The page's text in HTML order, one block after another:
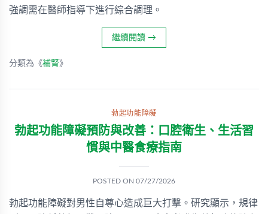
強調需在醫師指導下進行綜合調理。
繼續閱讀 →
分類為《補腎》
勃起功能障礙
勃起功能障礙預防與改善：口腔衛生、生活習
慣與中醫食療指南
POSTED ON 07/27/2026
勃起功能障礙對男性自尊心造成巨大打擊。研究顯示，規律